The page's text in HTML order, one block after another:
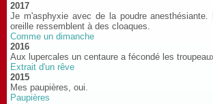
2017
Je m'asphyxie avec de la poudre
oreille ressemblent à des cloaques.
Comme un dimanche
2016
Aux lupercales un centaure a fécondé les
Extrait d'un rêve
2015
Mes paupières, oui.
Paupières